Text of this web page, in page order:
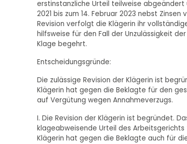
erstinstanzliche Urteil teilweise abgeändert
2021 bis zum 14. Februar 2023 nebst
Revision verfolgt die Klägerin ihr
hilfsweise für den Fall der Unzulässigkeit
Klage begehrt.
Entscheidungsgründe:
Die zulässige Revision der Klägerin ist
Klägerin hat gegen die Beklagte für den
auf Vergütung wegen Annahmeverzugs.
I. Die Revision der Klägerin ist begründet.
klageabweisende Urteil des Arbeitsgerichts
Klägerin hat gegen die Beklagte auch für